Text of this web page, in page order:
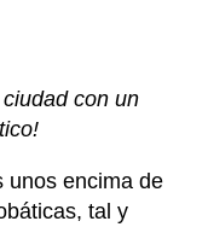
con un
unos encima de
tal y